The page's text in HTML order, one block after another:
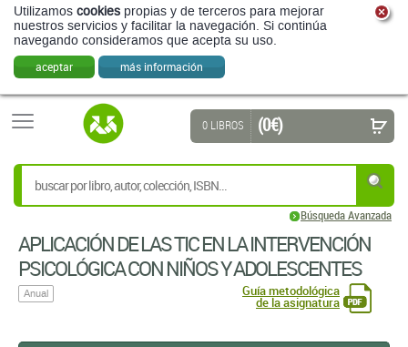
Utilizamos cookies propias y de terceros para mejorar
nuestros servicios y facilitar la navegación. Si continúa
navegando consideramos que acepta su uso.
aceptar más información
Búsqueda Avanzada
0 LIBROS (0 €)
APLICACIÓN DE LAS TIC EN LA INTERVENCIÓN
PSICOLÓGICA CON NIÑOS Y ADOLESCENTES
Anual Guía metodológica
de la asignatura